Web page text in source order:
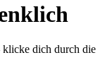
klicke dich durch die